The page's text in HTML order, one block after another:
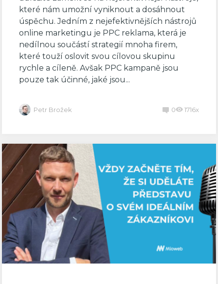
které nám umožní vyniknout a dosáhnout
úspěchu. Jedním z nejefektivnějších nástrojů
online marketingu je PPC reklama, která je
nedílnou součástí strategií mnoha firem,
které touží oslovit svou cílovou skupinu
rychle a cíleně. Avšak PPC kampaně jsou
pouze tak účinné, jaké jsou...
Petr Brožek 0 1716x